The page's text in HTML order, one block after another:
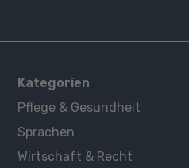
Kategorien
Pflege & Gesundheit
Sprachen
Wirtschaft & Recht